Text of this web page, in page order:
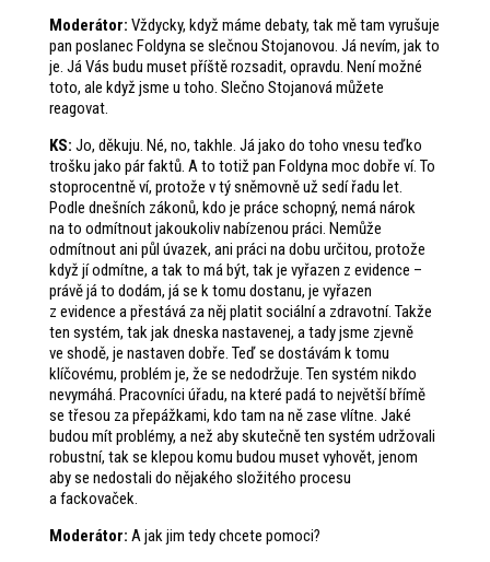
Moderátor: Vždycky, když máme debaty, tak mě tam vyrušuje
pan poslanec Foldyna se slečnou Stojanovou. Já nevím, jak to
je. Já Vás budu muset příště rozsadit, opravdu. Není možné
toto, ale když jsme u toho. Slečno Stojanová můžete
reagovat.
KS: Jo, děkuju. Né, no, takhle. Já jako do toho vnesu teďko
trošku jako pár faktů. A to totiž pan Foldyna moc dobře ví. To
stoprocentně ví, protože v tý sněmovně už sedí řadu let.
Podle dnešních zákonů, kdo je práce schopný, nemá nárok
na to odmítnout jakoukoliv nabízenou práci. Nemůže
odmítnout ani půl úvazek, ani práci na dobu určitou, protože
když jí odmítne, a tak to má být, tak je vyřazen z evidence –
právě já to dodám, já se k tomu dostanu, je vyřazen
z evidence a přestává za něj platit sociální a zdravotní. Takže
ten systém, tak jak dneska nastavenej, a tady jsme zjevně
ve shodě, je nastaven dobře. Teď se dostávám k tomu
klíčovému, problém je, že se nedodržuje. Ten systém nikdo
nevymáhá. Pracovníci úřadu, na které padá to největší břímě
se třesou za přepážkami, kdo tam na ně zase vlítne. Jaké
budou mít problémy, a než aby skutečně ten systém udržovali
robustní, tak se klepou komu budou muset vyhovět, jenom
aby se nedostali do nějakého složitého procesu
a fackovaček.
Moderátor: A jak jim tedy chcete pomoci?